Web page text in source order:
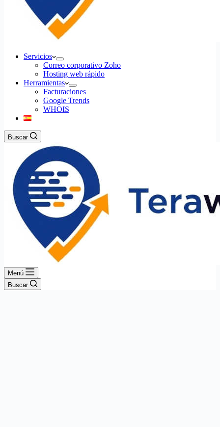
Servicios
Correo corporativo Zoho
Hosting web rápido
Herramientas
Facturaciones
Google Trends
WHOIS
Buscar
Menú
Buscar